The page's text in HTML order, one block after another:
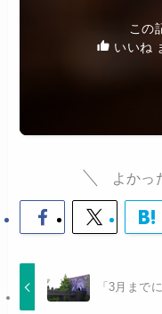
この
いいね
よかっ
「3月まで